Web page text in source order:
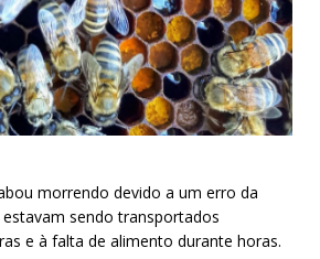
morrendo devido a um erro da
sendo transportados
e à falta de alimento durante horas.